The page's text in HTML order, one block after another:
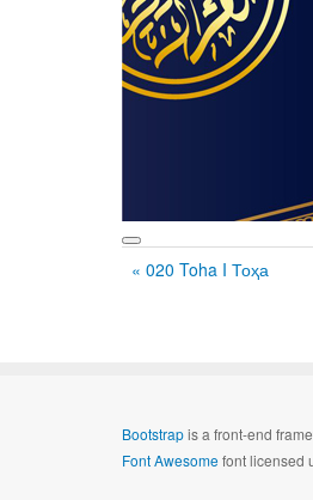
« 020 Toha I Тоҳа
Bootstrapis a front-end
Font Awesomefont licensed